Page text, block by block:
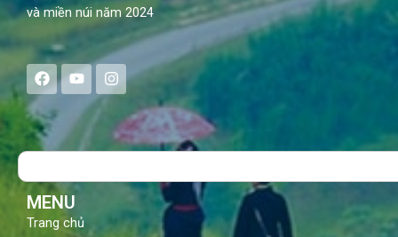
và miền núi năm 2024
F
a
c
e
b
o
Y
o
u
t
u
b
I
n
s
a
g
Search
MENU
Trang chủ